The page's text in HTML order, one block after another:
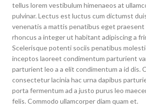
tellus lorem vestibulum himenaeos at
pulvinar. Lectus est luctus cum dictumst
venenatis a mattis penatibus eget praesent
rhoncus a integer ut habitant adipiscing a
Scelerisque potenti sociis penatibus
inceptos laoreet condimentum parturient
parturient leo a a elit condimentum a id dis.
consectetur lacinia hac urna dapibus
porta fermentum ad a justo purus leo
felis. Commodo ullamcorper diam quam et.